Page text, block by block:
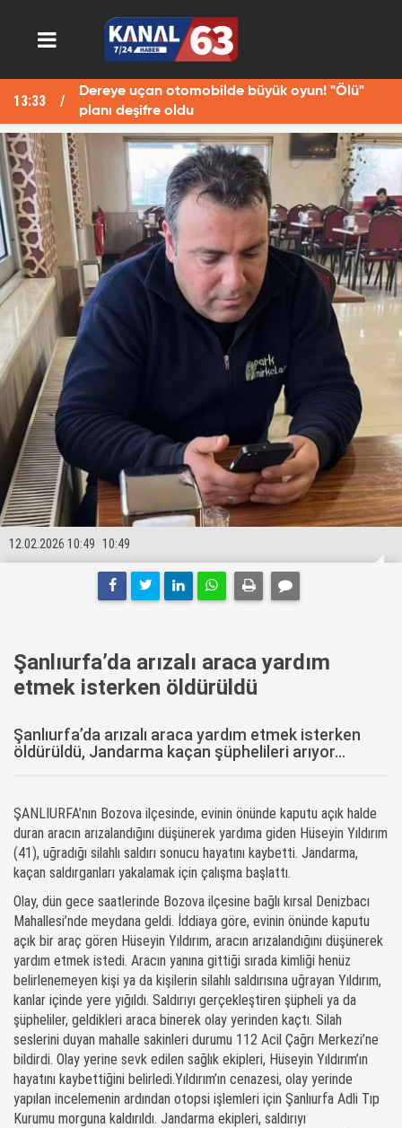
13:33
Dereye uçan otomobilde büyük oyun! "Ölü"
planı deşifre oldu
10:49
12.02.2026 10:49
Şanlıurfa’da arızalı araca yardım
etmek isterken öldürüldü
Şanlıurfa’da arızalı araca yardım etmek isterken
öldürüldü, Jandarma kaçan şüphelileri arıyor...
ŞANLIURFA’nın Bozova ilçesinde, evinin önünde kaputu açık halde
duran aracın arızalandığını düşünerek yardıma giden Hüseyin Yıldırım
(41), uğradığı silahlı saldırı sonucu hayatını kaybetti. Jandarma,
kaçan saldırganları yakalamak için çalışma başlattı.
Olay, dün gece saatlerinde Bozova ilçesine bağlı kırsal Denizbacı
Mahallesi’nde meydana geldi. İddiaya göre, evinin önünde kaputu
açık bir araç gören Hüseyin Yıldırım, aracın arızalandığını düşünerek
yardım etmek istedi. Aracın yanına gittiği sırada kimliği henüz
belirlenemeyen kişi ya da kişilerin silahlı saldırısına uğrayan Yıldırım,
kanlar içinde yere yığıldı. Saldırıyı gerçekleştiren şüpheli ya da
şüpheliler, geldikleri araca binerek olay yerinden kaçtı. Silah
seslerini duyan mahalle sakinleri durumu 112 Acil Çağrı Merkezi’ne
bildirdi. Olay yerine sevk edilen sağlık ekipleri, Hüseyin Yıldırım’ın
hayatını kaybettiğini belirledi.Yıldırım’ın cenazesi, olay yerinde
yapılan incelemenin ardından otopsi işlemleri için Şanlıurfa Adli Tıp
Kurumu morguna kaldırıldı. Jandarma ekipleri, saldırıyı